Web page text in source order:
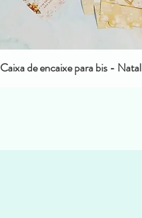
Caixa de encaixe para bis - Natal